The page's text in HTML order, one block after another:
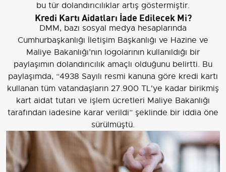
bu tür dolandırıcılıklar artış göstermiştir.
Kredi Kartı Aidatları İade Edilecek Mi?
DMM, bazı sosyal medya hesaplarında
Cumhurbaşkanlığı İletişim Başkanlığı ve Hazine ve
Maliye Bakanlığı’nın logolarının kullanıldığı bir
paylaşımın dolandırıcılık amaçlı olduğunu belirtti. Bu
paylaşımda, “4938 Sayılı resmi kanuna göre kredi kartı
kullanan tüm vatandaşların 27.900 TL'ye kadar birikmiş
kart aidat tutarı ve işlem ücretleri Maliye Bakanlığı
tarafından iadesine karar verildi” şeklinde bir iddia öne
sürülmüştü.